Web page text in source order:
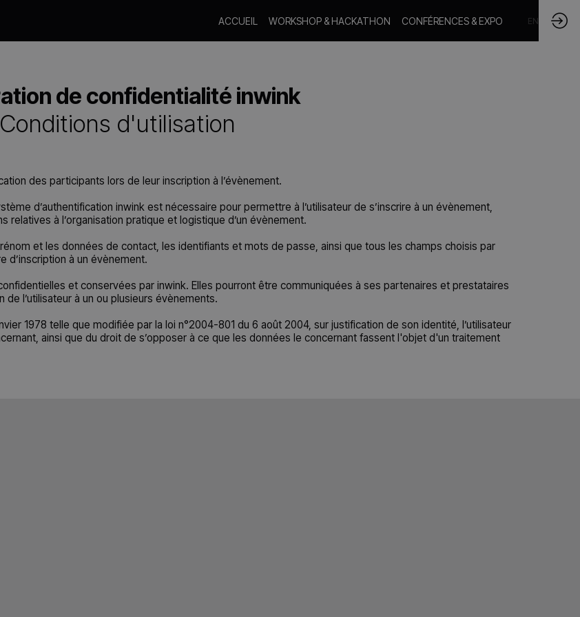
ACCUEIL WORKSHOP & HACKATHON CONFÉRENCES & EXPO EN
de confidentialité inwink
Conditions d'utilisation
des participants lors de leur inscription à l’évènement.
d’authentification inwink est nécessaire pour permettre à l’utilisateur de s’inscrire à un évènement,
relatives à l’organisation pratique et logistique d’un évènement.
et les données de contact, les identifiants et mots de passe, ainsi que tous les champs choisis par
d’inscription à un évènement.
et conservées par inwink. Elles pourront être communiquées à ses partenaires et prestataires
l’utilisateur à un ou plusieurs évènements.
1978 telle que modifiée par la loi n°2004-801 du 6 août 2004, sur justification de son identité, l’utilisateur
ainsi que du droit de s’opposer à ce que les données le concernant fassent l'objet d'un traitement